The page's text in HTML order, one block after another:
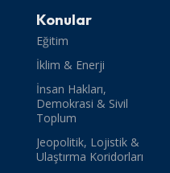
Konular
Eğitim
İklim & Enerji
İnsan Hakları,
Demokrasi & Sivil
Toplum
Jeopolitik, Lojistik &
Ulaştırma Koridorları